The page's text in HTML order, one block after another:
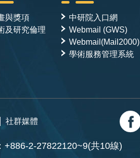
與獎項
及研究倫理
中研院入口網
Webmail (GWS)
Webmail(Mail2000)
學術服務管理系統
社群媒體
+886-2-27822120~9(共10線)